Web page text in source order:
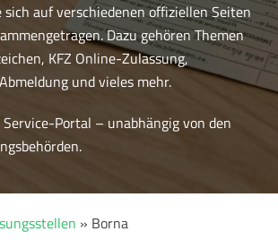
auf verschiedenen offiziellen Seiten
Dazu gehören Themen
KFZ Online-Zulassung,
und vieles mehr.
Portal – unabhängig von den
» Borna